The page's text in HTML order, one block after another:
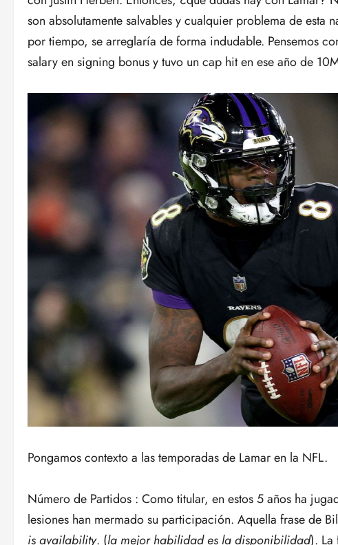
son absolutamente salvables y cualquier problema de esta
por tiempo, se arreglaría de forma indudable. Pensemos
salary en signing bonus y tuvo un cap hit en ese año de
Pongamos contexto a las temporadas de Lamar en la NFL.
Número de Partidos : Como titular, en estos 5 años ha
lesiones han mermado su participación. Aquella frase de
is availability. (la mejor habilidad es la disponibilidad). La